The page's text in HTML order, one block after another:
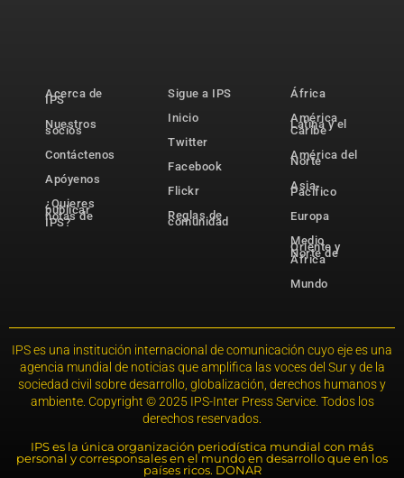
Acerca de
IPS
Nuestros
socios
Contáctenos
Apóyenos
¿Quieres
publicar
notas de
IPS?
Sigue a IPS
Inicio
Twitter
Facebook
Flickr
Reglas de
comunidad
África
América
Latina y el
Caribe
América del
Norte
Asia-
Pacífico
Europa
Medio
Oriente y
Norte de
África
Mundo
IPS es una institución internacional de comunicación cuyo eje es una
agencia mundial de noticias que amplifica las voces del Sur y de la
sociedad civil sobre desarrollo, globalización, derechos humanos y
ambiente. Copyright © 2025 IPS-Inter Press Service. Todos los
derechos reservados.
IPS es la única organización periodística mundial con más
personal y corresponsales en el mundo en desarrollo que en los
países ricos. DONAR